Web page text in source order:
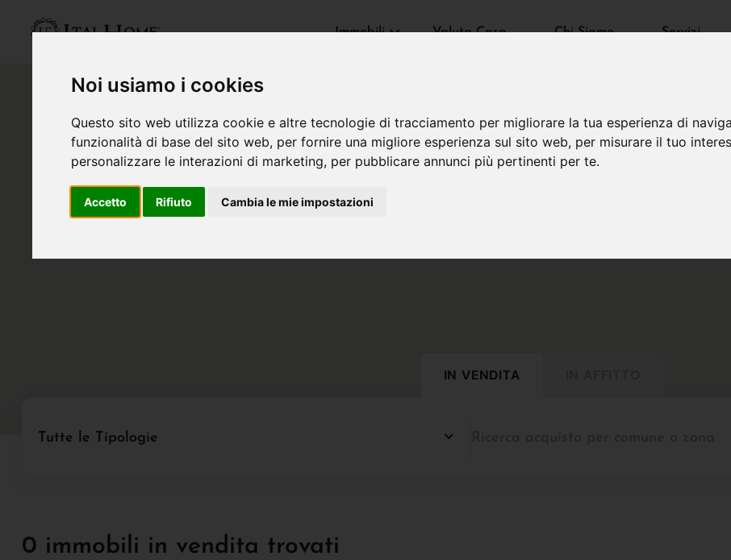
Noi usiamo i cookies
Questo sito web utilizza cookie e altre tecnologie di tracciamento per migliorare la tua esperienza di
funzionalità di base del sito web, per fornire una migliore esperienza sul sito web, per misurare il tuo
personalizzare le interazioni di marketing, per pubblicare annunci più pertinenti per te.
Accetto Rifiuto Cambia le mie impostazioni
Immobili Valuta Casa Chi Siamo Servizi
IN VENDITA
Tutte le Tipologie
0 immobili in vendita trovati